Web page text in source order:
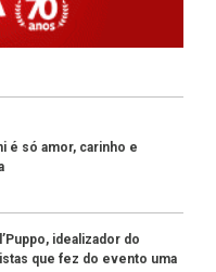
é só amor, carinho e
idealizador do
que fez do evento uma